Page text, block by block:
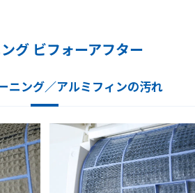
グ ビフォーアフター
ニング／アルミフィンの汚れ